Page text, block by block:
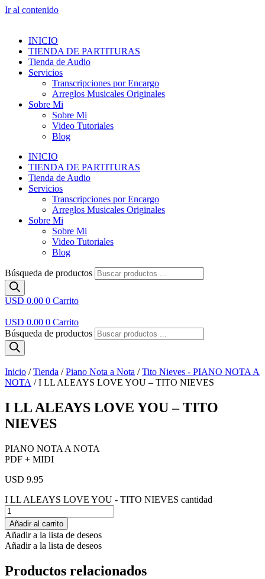
Ir al contenido
INICIO
TIENDA DE PARTITURAS
Tienda de Audio
Servicios
Transcripciones por Encargo
Arreglos Musicales Originales
Sobre Mi
Sobre Mi
Video Tutoriales
Blog
INICIO
TIENDA DE PARTITURAS
Tienda de Audio
Servicios
Transcripciones por Encargo
Arreglos Musicales Originales
Sobre Mi
Sobre Mi
Video Tutoriales
Blog
Búsqueda de productos
USD 0.00 0 Carrito
USD 0.00 0 Carrito
Búsqueda de productos
Inicio /Tienda /Piano Nota a Nota /Tito Nieves - PIANO NOTA A
NOTA / I LL ALEAYS LOVE YOU – TITO NIEVES
I LL ALEAYS LOVE YOU – TITO
NIEVES
PIANO NOTA A NOTA
PDF + MIDI
USD 9.95
I LL ALEAYS LOVE YOU - TITO NIEVES cantidad
Añadir al carrito
Añadir a la lista de deseos
Añadir a la lista de deseos
Productos relacionados